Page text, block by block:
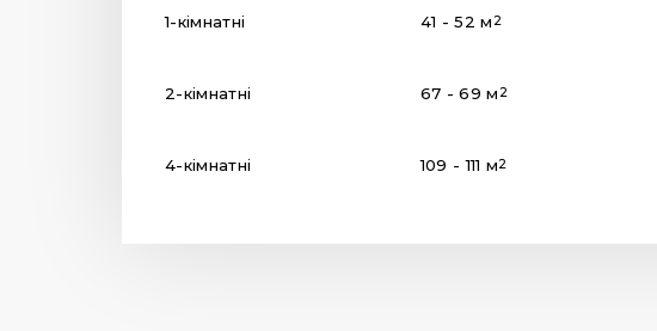
1-кімнатні 41 - 52 м2
2-кімнатні 67 - 69 м2
4-кімнатні 109 - 111 м2